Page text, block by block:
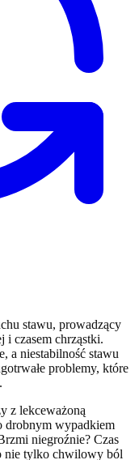
stawu, prowadzący
i czasem chrząstki.
a niestabilność stawu
problemy, które
z lekceważoną
drobnym wypadkiem
niegroźnie? Czas
nie tylko chwilowy ból